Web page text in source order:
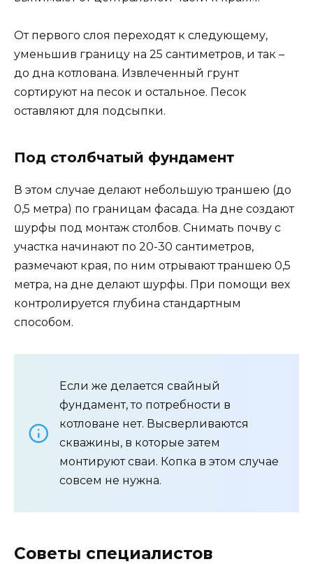
От первого слоя переходят к следующему,
уменьшив границу на 25 сантиметров, и так –
до дна котлована. Извлеченный грунт
сортируют на песок и остальное. Песок
оставляют для подсыпки.
Под столбчатый фундамент
В этом случае делают небольшую траншею (до
0,5 метра) по границам фасада. На дне создают
шурфы под монтаж столбов. Снимать почву с
участка начинают по 20-30 сантиметров,
размечают края, по ним отрывают траншею 0,5
метра, на дне делают шурфы. При помощи вех
контролируется глубина стандартным
способом.
Если же делается свайный
фундамент, то потребности в
котловане нет. Высверливаются
скважины, в которые затем
монтируют сваи. Копка в этом случае
совсем не нужна.
Советы специалистов